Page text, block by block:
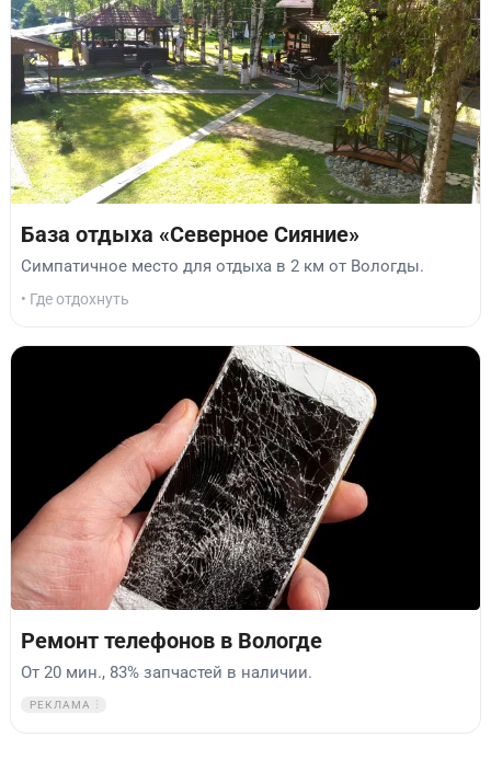
База отдыха «Северное Сияние»
Симпатичное место для отдыха в 2 км от Вологды.
• Где отдохнуть
Ремонт телефонов в Вологде
От 20 мин., 83% запчастей в наличии.
РЕКЛАМА